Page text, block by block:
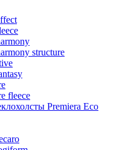
structure
fleece
Premiera Eco